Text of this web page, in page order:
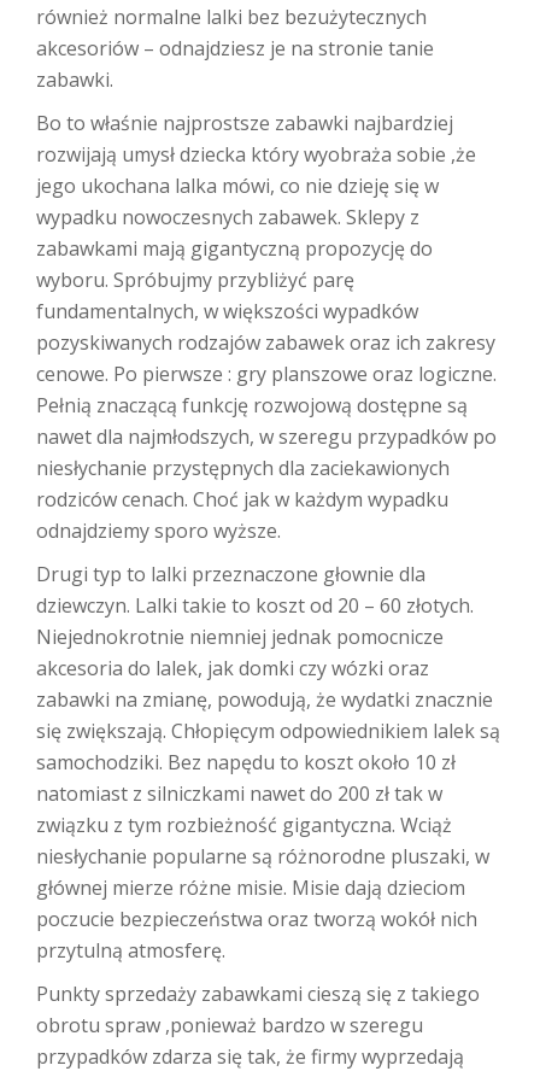
również normalne lalki bez bezużytecznych
akcesoriów – odnajdziesz je na stronie tanie
zabawki.
Bo to właśnie najprostsze zabawki najbardziej
rozwijają umysł dziecka który wyobraża sobie ,że
jego ukochana lalka mówi, co nie dzieję się w
wypadku nowoczesnych zabawek. Sklepy z
zabawkami mają gigantyczną propozycję do
wyboru. Spróbujmy przybliżyć parę
fundamentalnych, w większości wypadków
pozyskiwanych rodzajów zabawek oraz ich zakresy
cenowe. Po pierwsze : gry planszowe oraz logiczne.
Pełnią znaczącą funkcję rozwojową dostępne są
nawet dla najmłodszych, w szeregu przypadków po
niesłychanie przystępnych dla zaciekawionych
rodziców cenach. Choć jak w każdym wypadku
odnajdziemy sporo wyższe.
Drugi typ to lalki przeznaczone głownie dla
dziewczyn. Lalki takie to koszt od 20 – 60 złotych.
Niejednokrotnie niemniej jednak pomocnicze
akcesoria do lalek, jak domki czy wózki oraz
zabawki na zmianę, powodują, że wydatki znacznie
się zwiększają. Chłopięcym odpowiednikiem lalek są
samochodziki. Bez napędu to koszt około 10 zł
natomiast z silniczkami nawet do 200 zł tak w
związku z tym rozbieżność gigantyczna. Wciąż
niesłychanie popularne są różnorodne pluszaki, w
głównej mierze różne misie. Misie dają dzieciom
poczucie bezpieczeństwa oraz tworzą wokół nich
przytulną atmosferę.
Punkty sprzedaży zabawkami cieszą się z takiego
obrotu spraw ,ponieważ bardzo w szeregu
przypadków zdarza się tak, że firmy wyprzedają